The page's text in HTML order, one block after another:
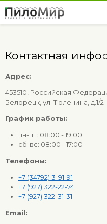
Контактная
Адрес:
453510, Российская
Белорецк, ул. Тюленина, д.1/2
График работы:
пн-пт: 08:00 - 19:00
сб-вс: 08:00 - 17:00
Телефоны:
+7 (34792) 3-91-91
+7 (927) 322-22-74
+7 (927) 322-31-31
Email: